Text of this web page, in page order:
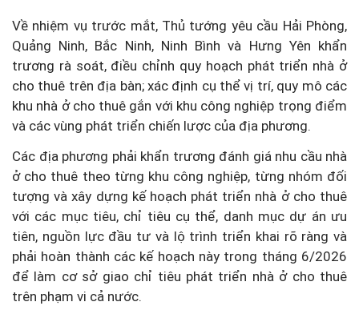
Về nhiệm vụ trước mắt, Thủ tướng yêu cầu Hải Phòng,
Quảng Ninh, Bắc Ninh, Ninh Bình và Hưng Yên khẩn
trương rà soát, điều chỉnh quy hoạch phát triển nhà ở
cho thuê trên địa bàn; xác định cụ thể vị trí, quy mô các
khu nhà ở cho thuê gắn với khu công nghiệp trọng điểm
và các vùng phát triển chiến lược của địa phương.
Các địa phương phải khẩn trương đánh giá nhu cầu nhà
ở cho thuê theo từng khu công nghiệp, từng nhóm đối
tượng và xây dựng kế hoạch phát triển nhà ở cho thuê
với các mục tiêu, chỉ tiêu cụ thể, danh mục dự án ưu
tiên, nguồn lực đầu tư và lộ trình triển khai rõ ràng và
phải hoàn thành các kế hoạch này trong tháng 6/2026
để làm cơ sở giao chỉ tiêu phát triển nhà ở cho thuê
trên phạm vi cả nước.